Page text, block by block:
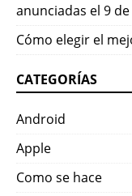
anunciadas el 9
Cómo elegir el
CATEGORÍAS
Android
Apple
Como se hace